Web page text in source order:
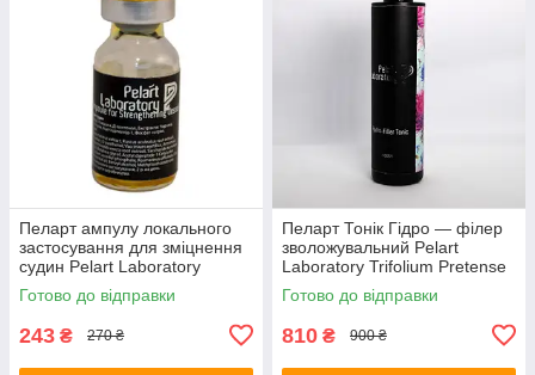
Пеларт ампулу локального
застосування для зміцнення
судин Pelart Laboratory
Apricot Line 2 мл
Готово до відправки
243 ₴ 270 ₴
Пеларт Тонік Гідро — філер
зволожувальний Pelart
Laboratory Trifolium Pretense
Line Hydro Filler Tonic, 250 мл
Готово до відправки
810 ₴ 900 ₴